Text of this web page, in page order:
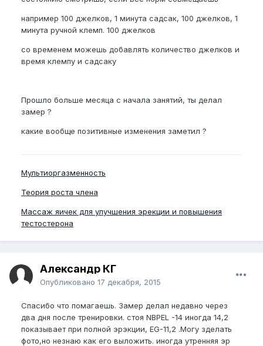
например 100 джелков, 1 минута садсак, 100 джелков, 1
минута ручной клемп. 100 джелков
со временем можешь добавлять количество джелков и
время клемпу и садсаку
Прошло больше месяца с начала занятий, ты делал
замер ?
какие вообще позитивные изменения заметил ?
Мультиоргазменность
Теория роста члена
Массаж яичек для улучшения эрекции и повышения
тестостерона
Александр КГ
Опубликовано 17 декабря, 2015
Спасибо что помагаешь. Замер делал недавно через
два дня после тренировки. стоя NBPEL -14 иногда 14,2
показывает при полной эрэкции, EG-11,2 .Могу зделать
фото,но незнаю как его выложить. иногда утренняя эр